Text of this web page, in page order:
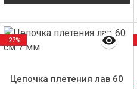
Цепочка плетения лав 60
-27%